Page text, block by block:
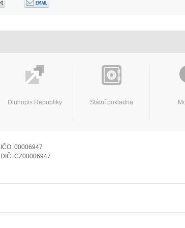
Dluhopis Republiky Státní pokladna
IČO: 00006947
DIČ: CZ00006947